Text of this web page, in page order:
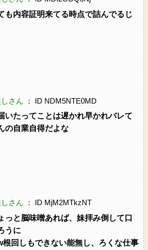
も内容証明来てる時点で詰んでるじ
さん ： ID NDM5NTE0MD
いたってことは遅かれ早かれバレて
の自業自得だよな
さん ： ID MjM2MTkzNT
っと脳味噌あれば、妹拝み倒して口
うに
根回しもできない能無し、ろくな仕事